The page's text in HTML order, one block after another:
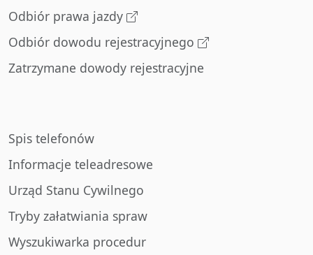
Odbiór prawa jazdy
Odbiór dowodu rejestracyjnego
Zatrzymane dowody rejestracyjne
Spis telefonów
Informacje teleadresowe
Urząd Stanu Cywilnego
Tryby załatwiania spraw
Wyszukiwarka procedur